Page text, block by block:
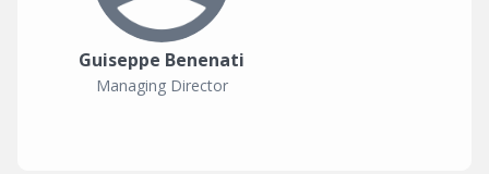
Guiseppe Benenati
Managing Director